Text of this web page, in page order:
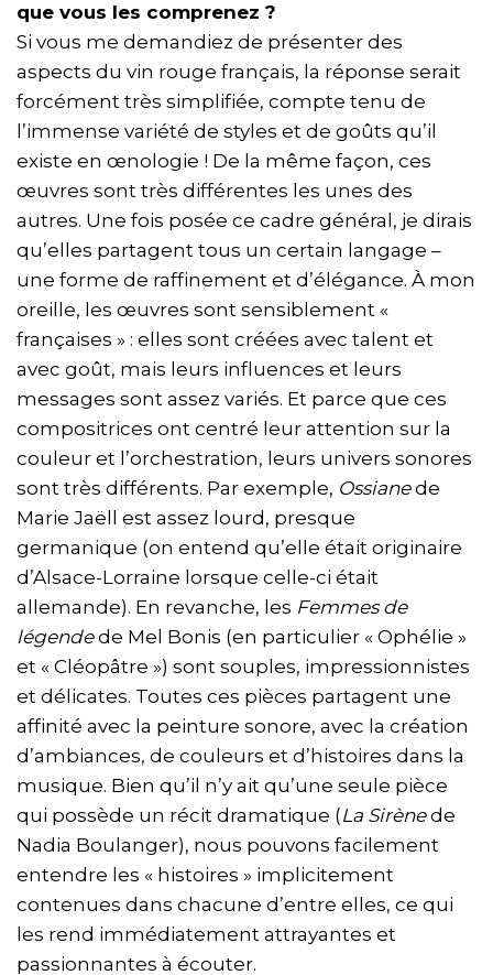
que vous les comprenez ?
Si vous me demandiez de présenter des
aspects du vin rouge français, la réponse serait
forcément très simplifiée, compte tenu de
l’immense variété de styles et de goûts qu’il
existe en œnologie ! De la même façon, ces
œuvres sont très différentes les unes des
autres. Une fois posée ce cadre général, je dirais
qu’elles partagent tous un certain langage –
une forme de raffinement et d’élégance. À mon
oreille, les œuvres sont sensiblement «
françaises » : elles sont créées avec talent et
avec goût, mais leurs influences et leurs
messages sont assez variés. Et parce que ces
compositrices ont centré leur attention sur la
couleur et l’orchestration, leurs univers sonores
sont très différents. Par exemple, Ossianede
Marie Jaëll est assez lourd, presque
germanique (on entend qu’elle était originaire
d’Alsace-Lorraine lorsque celle-ci était
allemande). En revanche, les Femmes de
légendede Mel Bonis (en particulier « Ophélie »
et « Cléopâtre ») sont souples, impressionnistes
et délicates. Toutes ces pièces partagent une
affinité avec la peinture sonore, avec la création
d’ambiances, de couleurs et d’histoires dans la
musique. Bien qu’il n’y ait qu’une seule pièce
qui possède un récit dramatique (La Sirènede
Nadia Boulanger), nous pouvons facilement
entendre les « histoires » implicitement
contenues dans chacune d’entre elles, ce qui
les rend immédiatement attrayantes et
passionnantes à écouter.